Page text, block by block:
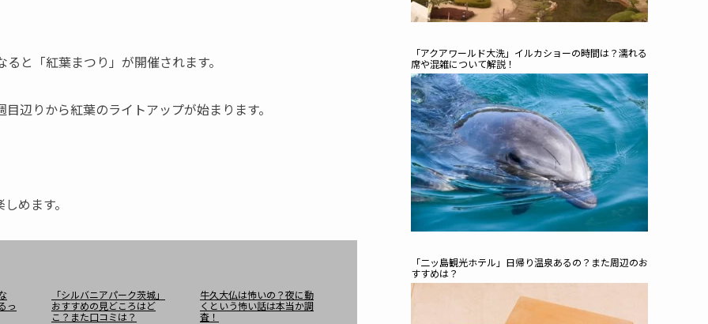
と「紅葉まつり」が開催されます。
辺りから紅葉のライトアップが始まります。
めます。
っ
「シルバニアパーク茨城」
おすすめの見どころはど
こ？また口コミは？
牛久大仏は怖いの？夜に動
くという怖い話は本当か調
査！
「アクアワールド大洗」イルカショーの時間は？濡れる
席や混雑について解説！
「二ッ島観光ホテル」日帰り温泉あるの？また周辺のお
すすめは？